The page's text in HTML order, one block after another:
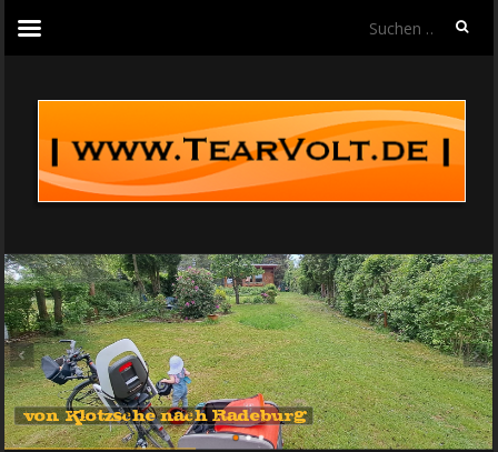
Suchen
von Klotzsche nach Radeburg